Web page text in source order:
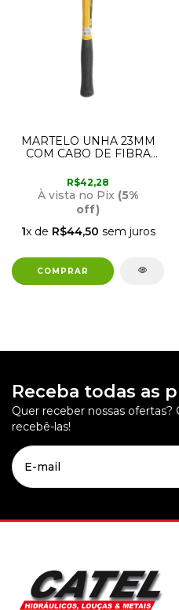
MARTELO UNHA 23MM
COM CABO DE FIBRA
R$42,28
À vista no Pix (5%
off)
1x de R$44,50 sem juros
Receba todas as
Quer receber nossas ofertas?
recebê-las!